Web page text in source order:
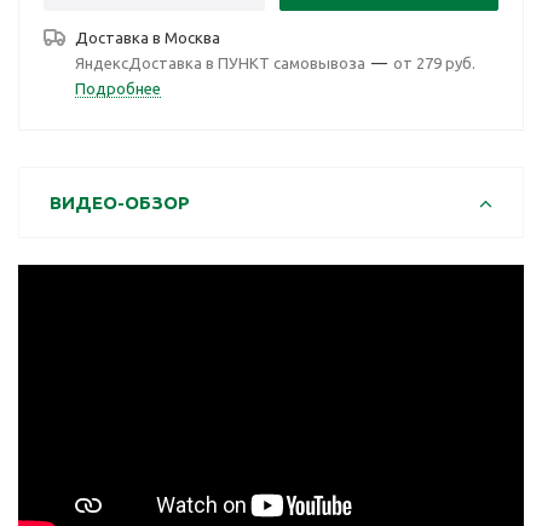
Доставка в Москва
ЯндексДоставка в ПУНКТ самовывоза — от 279 руб.
Подробнее
ВИДЕО-ОБЗОР